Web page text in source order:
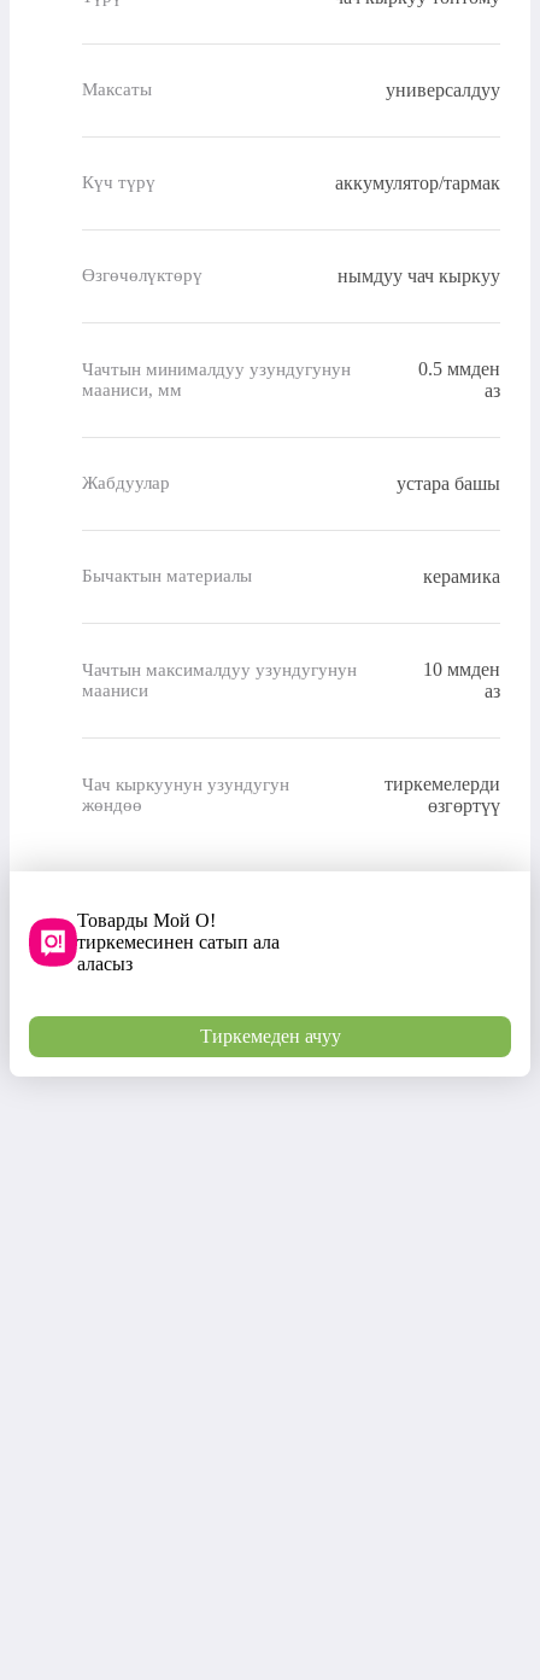
Максаты универсалдуу
Күч түрү аккумулятор/тармак
Өзгөчөлүктөрү нымдуу чач кыркуу
Чачтын минималдуу узундугунун
мааниси, мм
0.5 ммден
аз
Жабдуулар устара башы
Бычактын материалы керамика
Чачтын максималдуу узундугунун
мааниси
10 ммден
аз
Чач кыркуунун узундугун
жөндөө
тиркемелерди
өзгөртүү
Товарды Мой О!
тиркемесинен сатып ала
аласыз
Тиркемеден ачуу